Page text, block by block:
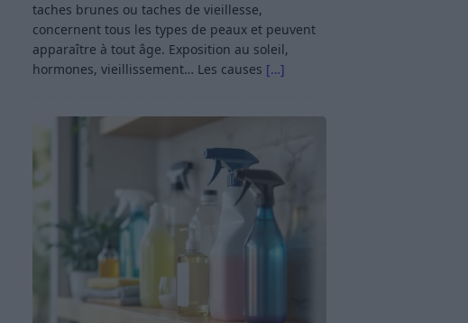
taches brunes ou taches de vieillesse,
concernent tous les types de peaux et peuvent
apparaître à tout âge. Exposition au soleil,
hormones, vieillissement… Les causes […]